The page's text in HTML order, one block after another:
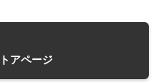
アページ